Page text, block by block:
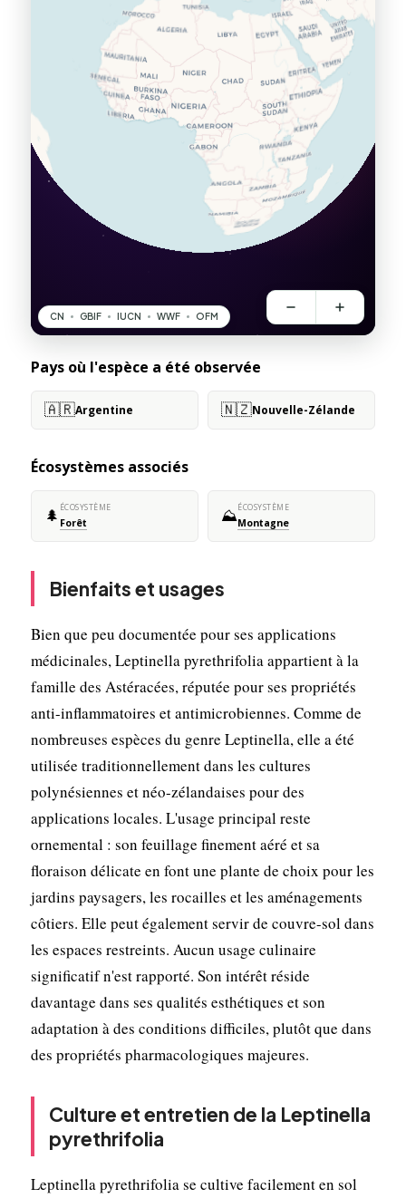
Pays où l'espèce a été observée
🇦🇷Argentine 🇳🇿Nouvelle-Zélande
Écosystèmes associés
🌲 ÉCOSYSTÈME
Forêt ⛰️ÉCOSYSTÈME
Montagne
Bienfaits et usages
Bien que peu documentée pour ses applications
médicinales, Leptinella pyrethrifolia appartient à la
famille des Astéracées, réputée pour ses propriétés
anti-inflammatoires et antimicrobiennes. Comme de
nombreuses espèces du genre Leptinella, elle a été
utilisée traditionnellement dans les cultures
polynésiennes et néo-zélandaises pour des
applications locales. L'usage principal reste
ornemental : son feuillage finement aéré et sa
floraison délicate en font une plante de choix pour les
jardins paysagers, les rocailles et les aménagements
côtiers. Elle peut également servir de couvre-sol dans
les espaces restreints. Aucun usage culinaire
significatif n'est rapporté. Son intérêt réside
davantage dans ses qualités esthétiques et son
adaptation à des conditions difficiles, plutôt que dans
des propriétés pharmacologiques majeures.
Culture et entretien de la Leptinella
pyrethrifolia
Leptinella pyrethrifolia se cultive facilement en sol